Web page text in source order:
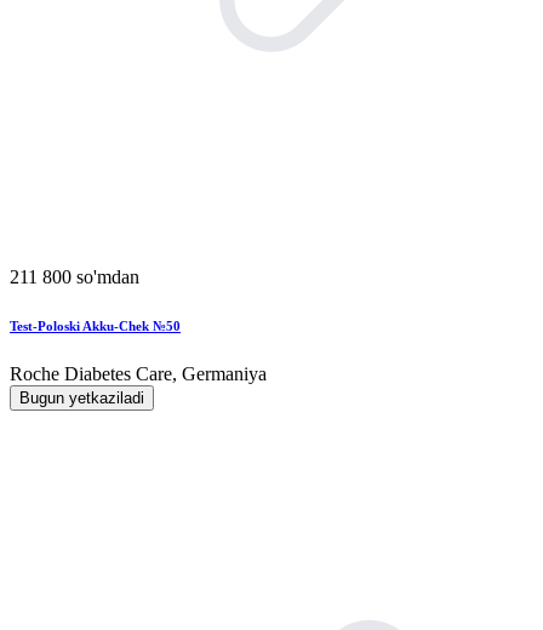
211 800 so'mdan
Test-Poloski Akku-Chek №50
Roche Diabetes Care, Germaniya
Bugun yetkaziladi